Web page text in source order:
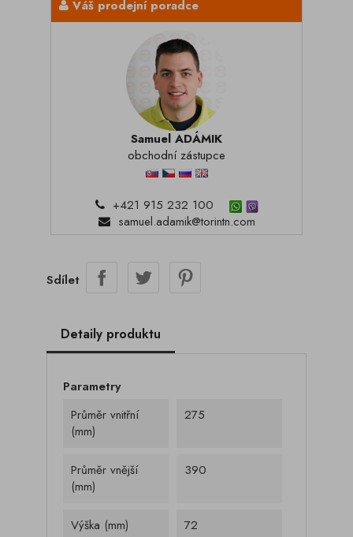
Váš prodejní poradce
Samuel ADÁMIK
obchodní zástupce
+421 915 232 100
samuel.adamik@torintn.com
Sdílet
Detaily produktu
Parametry
Průměr vnitřní
(mm)
275
Průměr vnější
(mm)
390
Výška (mm) 72